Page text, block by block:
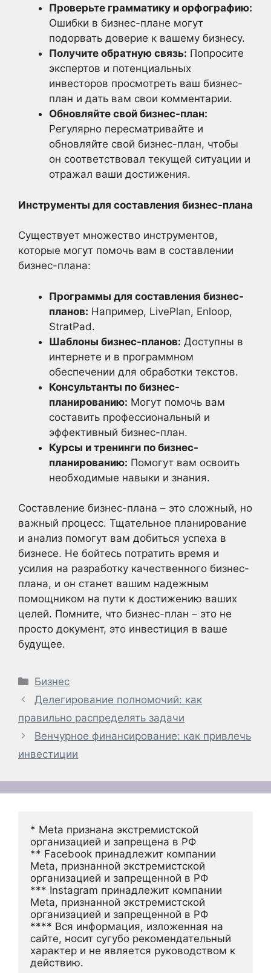
Проверьте грамматику и орфографию:
Ошибки в бизнес-плане могут
подорвать доверие к вашему бизнесу.
Получите обратную связь: Попросите
экспертов и потенциальных
инвесторов просмотреть ваш бизнес-
план и дать вам свои комментарии.
Обновляйте свой бизнес-план:
Регулярно пересматривайте и
обновляйте свой бизнес-план, чтобы
он соответствовал текущей ситуации и
отражал ваши достижения.
Инструменты для составления бизнес-плана
Существует множество инструментов,
которые могут помочь вам в составлении
бизнес-плана:
Программы для составления бизнес-
планов: Например, LivePlan, Enloop,
StratPad.
Шаблоны бизнес-планов: Доступны в
интернете и в программном
обеспечении для обработки текстов.
Консультанты по бизнес-
планированию: Могут помочь вам
составить профессиональный и
эффективный бизнес-план.
Курсы и тренинги по бизнес-
планированию: Помогут вам освоить
необходимые навыки и знания.
Составление бизнес-плана – это сложный, но
важный процесс. Тщательное планирование
и анализ помогут вам добиться успеха в
бизнесе. Не бойтесь потратить время и
усилия на разработку качественного бизнес-
плана, и он станет вашим надежным
помощником на пути к достижению ваших
целей. Помните, что бизнес-план – это не
просто документ, это инвестиция в ваше
будущее.
Рубрики
Бизнес
Делегирование полномочий: как
правильно распределять задачи
Венчурное финансирование: как привлечь
инвестиции
* Meta признана экстремистской
организацией и запрещена в РФ
** Facebook принадлежит компании
Meta, признанной экстремистской
организацией и запрещенной в РФ
*** Instagram принадлежит компании
Meta, признанной экстремистской
организацией и запрещенной в РФ
**** Вся информация, изложенная на
сайте, носит сугубо рекомендательный
характер и не является руководством к
действию.